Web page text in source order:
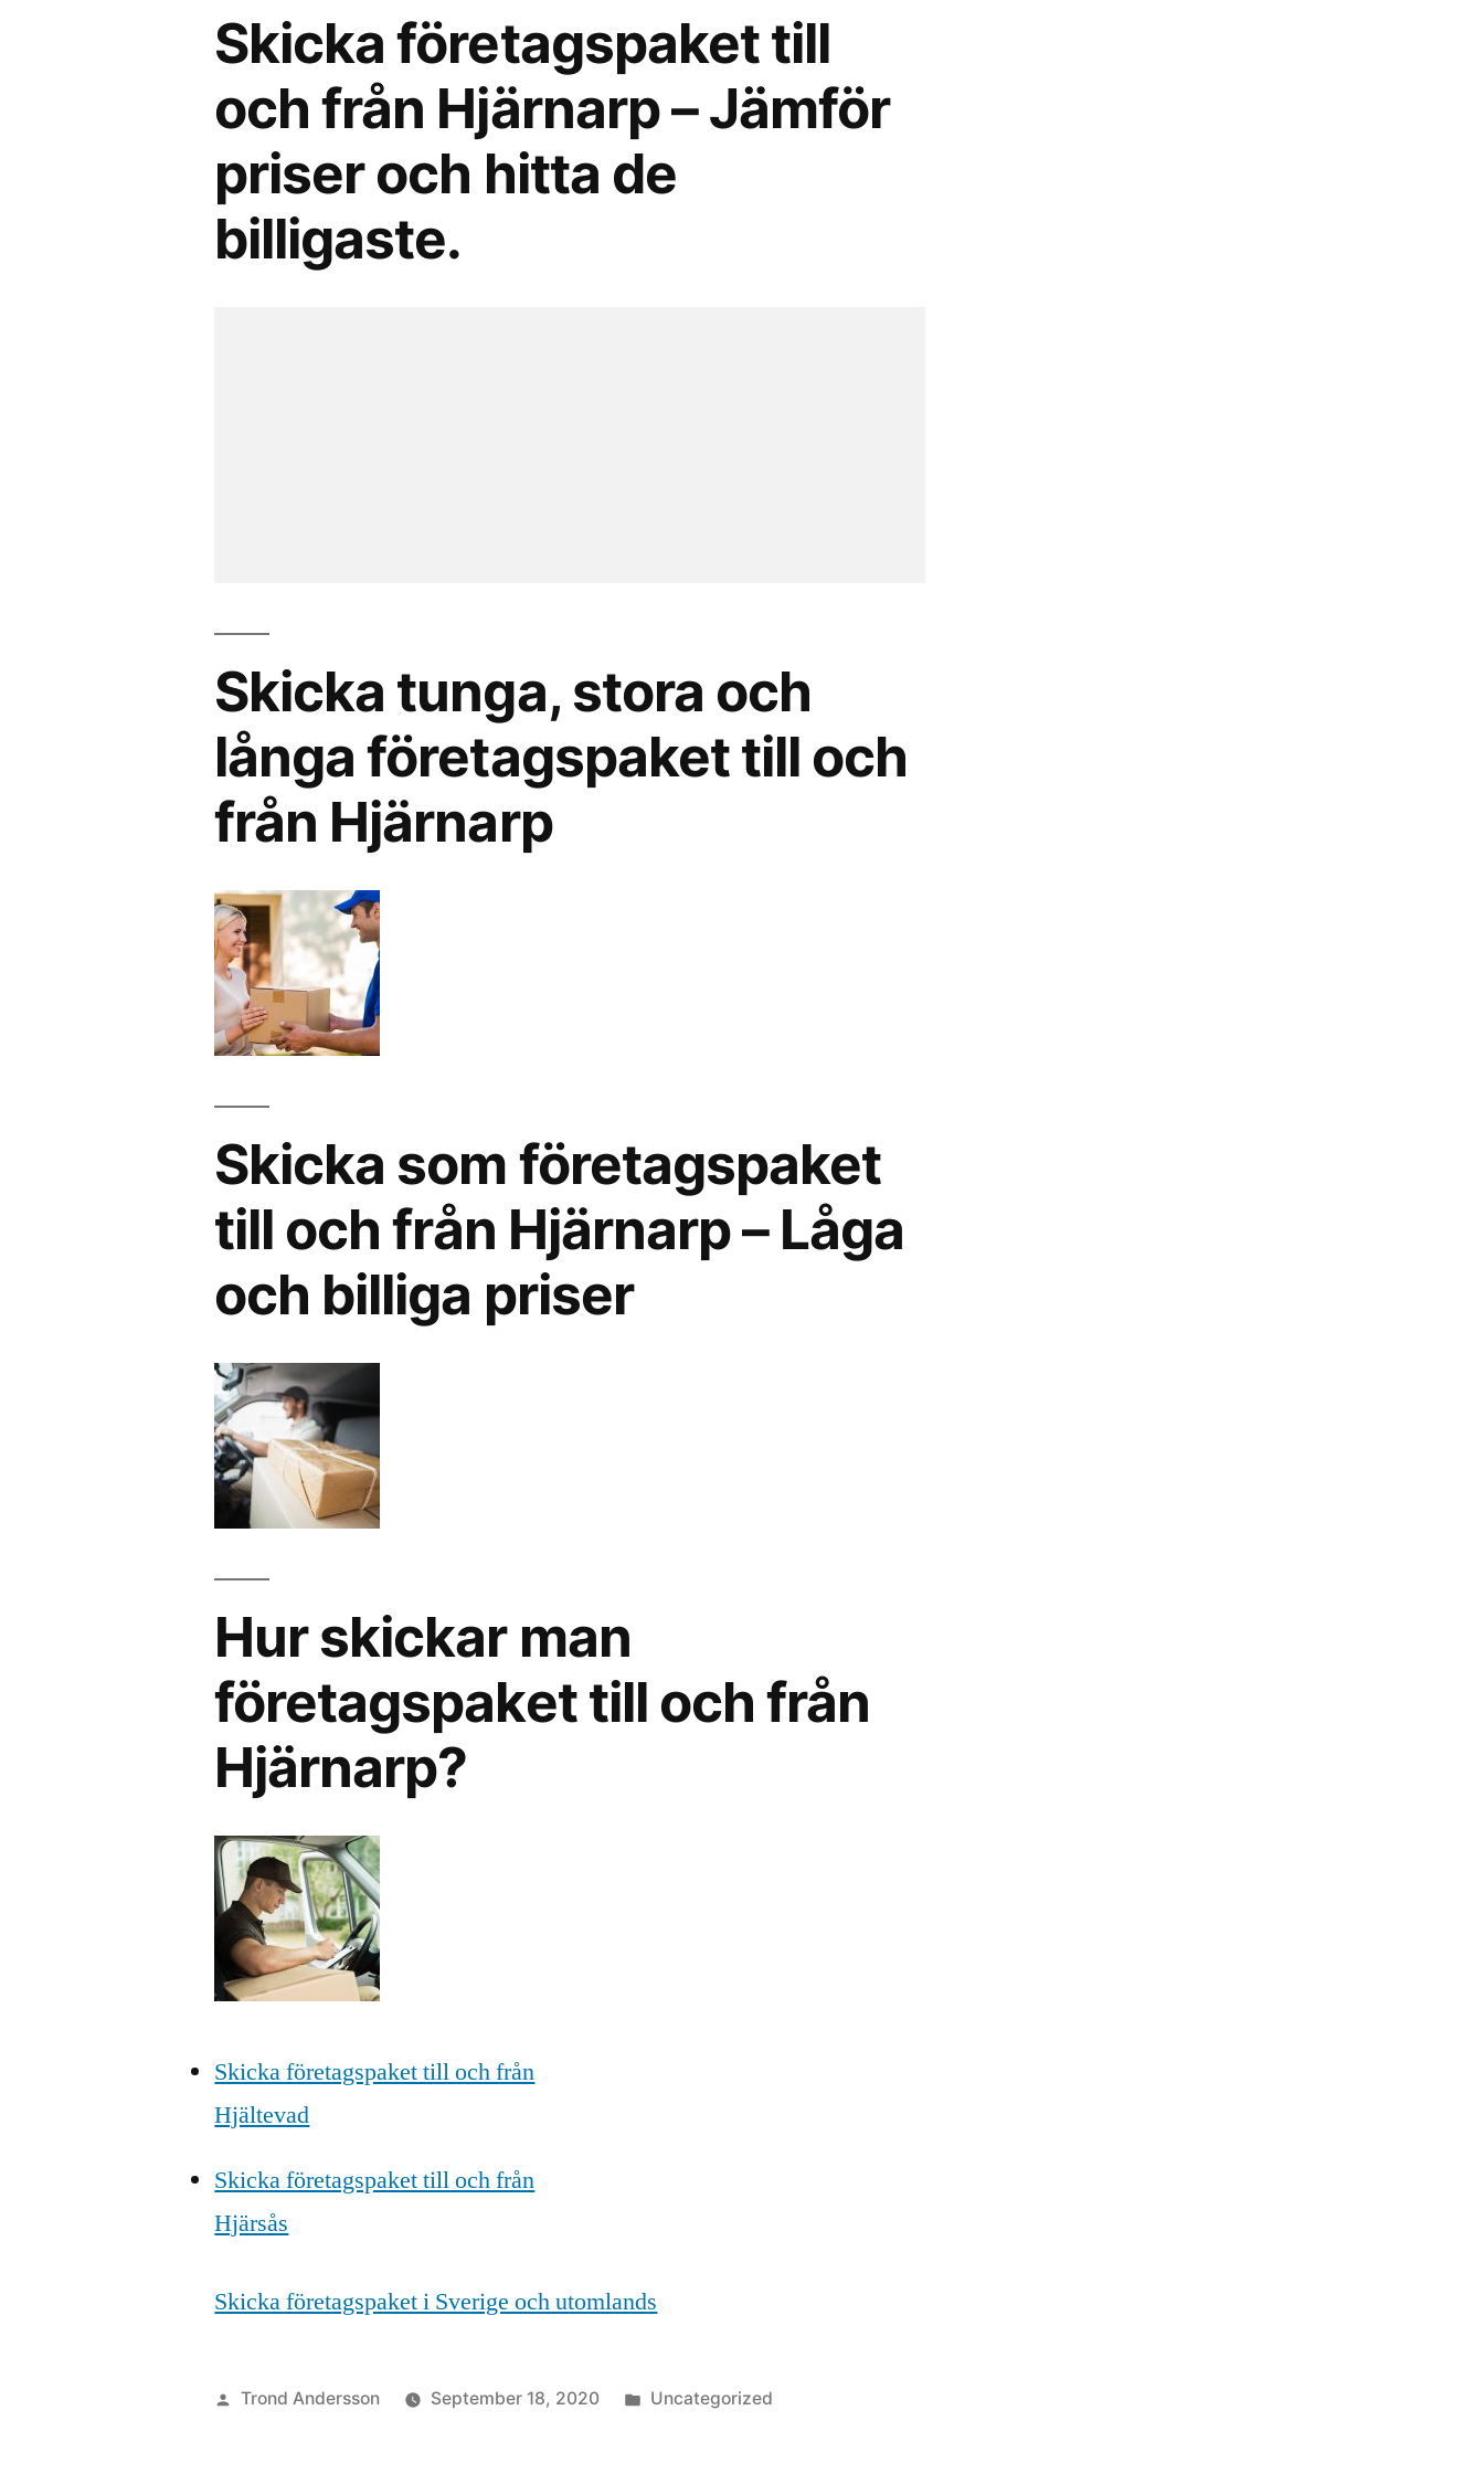
Skicka företagspaket till
och från Hjärnarp – Jämför
priser och hitta de
billigaste.
Skicka tunga, stora och
långa företagspaket till och
från Hjärnarp
Skicka som företagspaket
till och från Hjärnarp – Låga
och billiga priser
Hur skickar man
företagspaket till och från
Hjärnarp?
Skicka företagspaket till och från
Hjältevad
Skicka företagspaket till och från
Hjärsås
Skicka företagspaket i Sverige och utomlands
Posted
Trond Andersson September 18, 2020
Posted
Uncategorized